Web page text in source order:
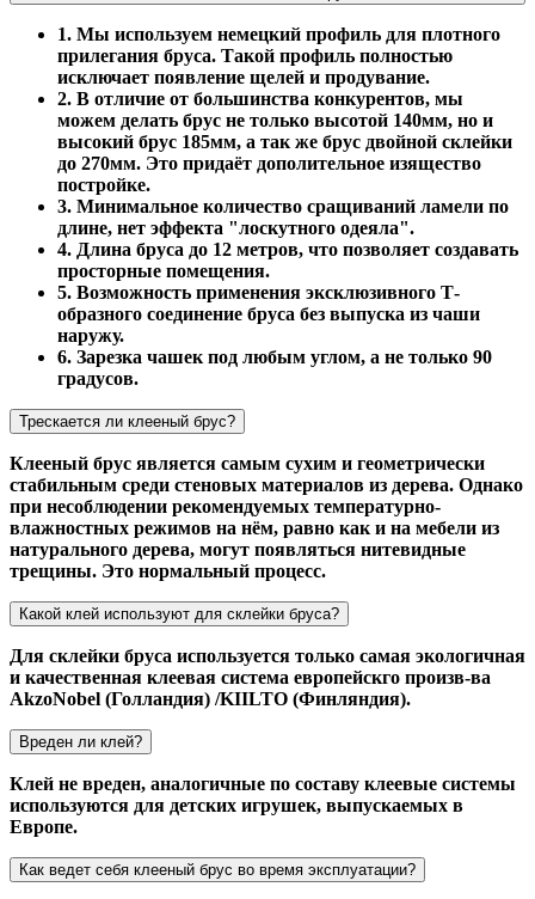
1. Мы используем немецкий профиль для плотного
прилегания бруса. Такой профиль полностью
исключает появление щелей и продувание.
2. В отличие от большинства конкурентов, мы
можем делать брус не только высотой 140мм, но и
высокий брус 185мм, а так же брус двойной склейки
до 270мм. Это придаёт дополительное изящество
постройке.
3. Минимальное количество сращиваний ламели по
длине, нет эффекта "лоскутного одеяла".
4. Длина бруса до 12 метров, что позволяет создавать
просторные помещения.
5. Возможность применения эксклюзивного Т-
образного соединение бруса без выпуска из чаши
наружу.
6. Зарезка чашек под любым углом, а не только 90
градусов.
Трескается ли клееный брус?
Клееный брус является самым сухим и геометрически
стабильным среди стеновых материалов из дерева. Однако
при несоблюдении рекомендуемых температурно-
влажностных режимов на нём, равно как и на мебели из
натурального дерева, могут появляться нитевидные
трещины. Это нормальный процесс.
Какой клей используют для склейки бруса?
Для склейки бруса используется только самая экологичная
и качественная клеевая система европейскго произв-ва
AkzoNobel (Голландия) /KIILTO (Финляндия).
Вреден ли клей?
Клей не вреден, аналогичные по составу клеевые системы
используются для детских игрушек, выпускаемых в
Европе.
Как ведет себя клееный брус во время эксплуатации?